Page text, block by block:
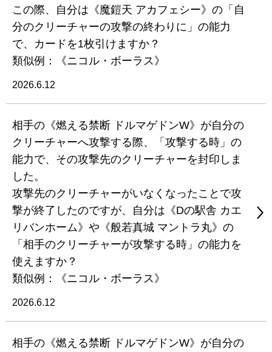
この際、自分は《魔鎧天 アカフェシー》の「自
分のクリーチャーの攻撃の終わりに」の能力
で、カードを1枚引けますか？
類似例：《ニコル・ボーラス》
2026.6.12
相手の《燃える禁断 ドルマゲドンW》が自分の
クリーチャーへ攻撃する際、「攻撃する時」の
能力で、その攻撃先のクリーチャーを封印しま
した。
攻撃先のクリーチャーがいなくなったことで攻
撃が終了したのですが、自分は《Dの駅舎 カエ
リバンホーム》や《般若真城 マントラ丸》の
「相手のクリーチャーが攻撃する時」の能力を
使えますか？
類似例：《ニコル・ボーラス》
2026.6.12
相手の《燃える禁断 ドルマゲドンW》が自分の